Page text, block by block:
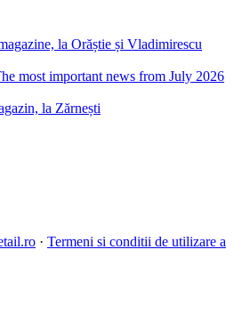
la Orăștie și Vladimirescu
most important news from July 2026
la Zărnești
· Termeni si conditii de utilizare a